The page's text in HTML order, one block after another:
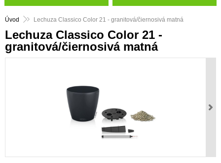
Úvod Lechuza Classico Color 21 - granitová/čiernosivá matná
Lechuza Classico Color 21 -
granitová/čiernosivá matná